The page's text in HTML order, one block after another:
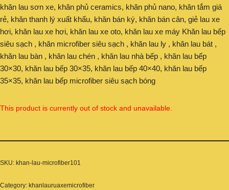
khăn lau sơn xe, khăn phủ ceramics, khăn phủ nano, khăn tắm giá
rẻ, khăn thanh lý xuất khẩu, khăn bán ký, khăn bán cân, giẻ lau xe
hơi, khăn lau xe hơi, khăn lau xe oto, khăn lau xe máy Khăn lau bếp
siêu sạch , khăn microfiber siêu sạch , khăn lau ly , khăn lau bát ,
khăn lau bàn , khăn lau chén , khăn lau nhà bếp , khăn lau bếp
30×30, khăn lau bếp 30×35, khăn lau bếp 40×40, khăn lau bếp
35×35, khăn lau bếp microfiber siêu sạch bóng
This product is currently out of stock and unavailable.
SKU: khan-lau-microfiber101
Category: khanlauruaxemicrofiber